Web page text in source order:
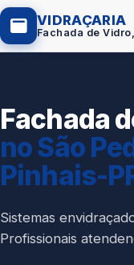
VIDRAÇARIA
Fachada de
Box de Vidro
Portas em Vidro
Guarda-Corpo
Espelho Sob
Fachada
no São
Pinhais-
Sistemas
Profissionais